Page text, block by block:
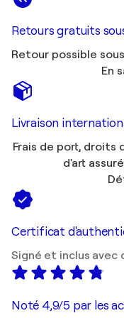
Retours gratuits
Retour possible
En
Livraison
Frais de port, droits
d'art
Certificat
Signé et inclus avec
Noté 4,9/5 par les